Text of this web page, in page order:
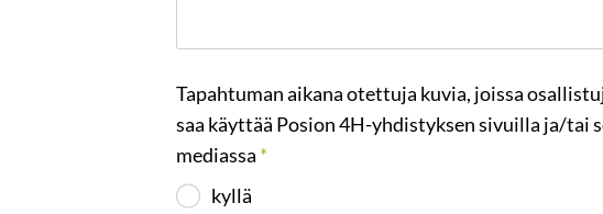
Tapahtuman aikana otettuja kuvia, joissa
saa käyttää Posion 4H-yhdistyksen sivuilla ja/tai
mediassa *
kyllä